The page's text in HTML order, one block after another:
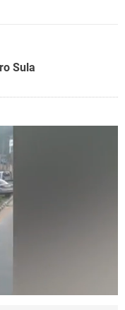
Sula